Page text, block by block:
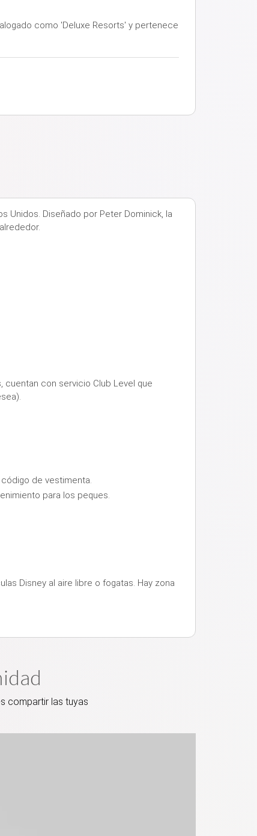
como 'Deluxe Resorts' y pertenece
Unidos. Diseñado por Peter Dominick, la
cuentan con servicio Club Level que
de vestimenta.
para los peques.
Disney al aire libre o fogatas. Hay zona
compartir las tuyas